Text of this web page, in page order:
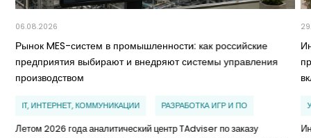
06.08.2026
Рынок MES-систем в промышленности: как российские
предприятия выбирают и внедряют системы управления
производством
IT, ИНТЕРНЕТ, КОММУНИКАЦИИ РАЗРАБОТКА ИГР И ПО
Летом 2026 года аналитический центр TAdviser по заказу